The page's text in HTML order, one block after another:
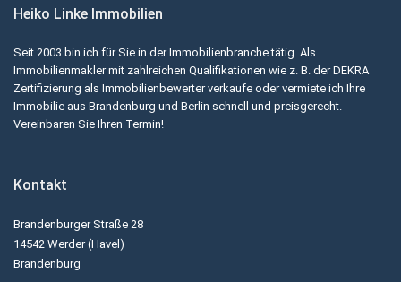
Heiko Linke Immobilien
Seit 2003 bin ich für Sie in der Immobilienbranche tätig. Als
Immobilienmakler mit zahlreichen Qualifikationen wie z. B. der DEKRA
Zertifizierung als Immobilienbewerter verkaufe oder vermiete ich Ihre
Immobilie aus Brandenburg und Berlin schnell und preisgerecht.
Vereinbaren Sie Ihren Termin!
Kontakt
Brandenburger Straße 28
14542 Werder (Havel)
Brandenburg